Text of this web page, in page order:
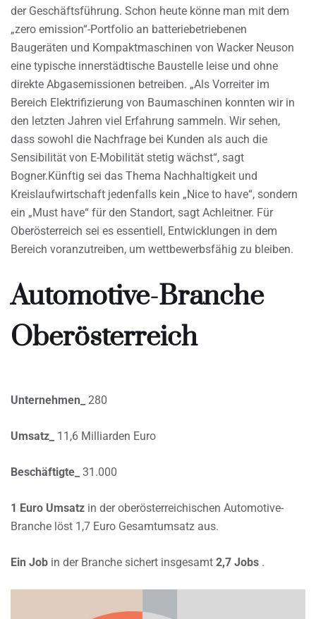
der Geschäftsführung. Schon heute könne man mit dem
„zero emission“-Portfolio an batteriebetriebenen
Baugeräten und Kompaktmaschinen von Wacker Neuson
eine typische innerstädtische Baustelle leise und ohne
direkte Abgasemissionen betreiben. „Als Vorreiter im
Bereich Elektrifizierung von Baumaschinen konnten wir in
den letzten Jahren viel Erfahrung sammeln. Wir sehen,
dass sowohl die Nachfrage bei Kunden als auch die
Sensibilität von E-Mobilität stetig wächst“, sagt
Bogner.Künftig sei das Thema Nachhaltigkeit und
Kreislaufwirtschaft jedenfalls kein „Nice to have“, sondern
ein „Must have“ für den Standort, sagt Achleitner. Für
Oberösterreich sei es essentiell, Entwicklungen in dem
Bereich voranzutreiben, um wettbewerbsfähig zu bleiben.
Automotive-Branche
Oberösterreich
Unternehmen_ 280
Umsatz_ 11,6 Milliarden Euro
Beschäftigte_ 31.000
1 Euro Umsatz in der oberösterreichischen Automotive-
Branche löst 1,7 Euro Gesamtumsatz aus.
Ein Job in der Branche sichert insgesamt 2,7 Jobs .